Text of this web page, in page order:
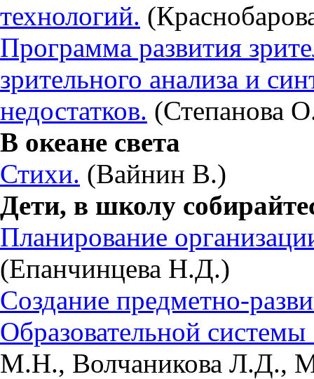
технологий.
Программа развития
зрительного анализа и
недостатков. (Степанова
В океане света
Стихи. (Вайнин В.)
Дети, в школу
Планирование
(Епанчинцева Н.Д.)
Создание предметно-
Образовательной
М.Н., Волчаникова Л.Д.,